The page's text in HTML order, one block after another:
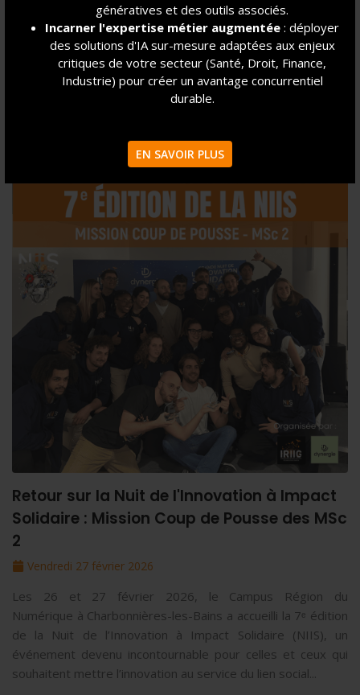
génératives et des outils associés.
Incarner l'expertise métier augmentée : déployer
des solutions d'IA sur-mesure adaptées aux enjeux
critiques de votre secteur (Santé, Droit, Finance,
Industrie) pour créer un avantage concurrentiel
durable.
EN SAVOIR PLUS
à la CNR en tant que chargée de projet innovation et R&D...
LIRE LA SUITE
Retour sur la Nuit de l'Innovation à Impact
Solidaire : Mission Coup de Pousse des MSc
2
Vendredi 27 février 2026
Les 26 et 27 février 2026, le Campus Région du
Numérique à Charbonnières-les-Bains a accueilli la 7ᵉ édition
de la Nuit de l’Innovation à Impact Solidaire (NIIS), un
événement devenu incontournable pour celles et ceux qui
souhaitent mettre l’innovation au service du lien social...